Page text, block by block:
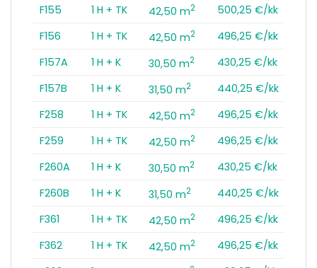
F155
1 H + TK 42,50 m2
500,25 €/kk
F156
1 H + TK 42,50 m2
496,25 €/kk
F157A
1 H + K 30,50 m2
430,25 €/kk
F157B
1 H + K 31,50 m2
440,25 €/kk
F258
1 H + TK 42,50 m2
496,25 €/kk
F259
1 H + TK 42,50 m2
496,25 €/kk
F260A
1 H + K 30,50 m2
430,25 €/kk
F260B
1 H + K 31,50 m2
440,25 €/kk
F361
1 H + TK 42,50 m2
496,25 €/kk
F362
1 H + TK 42,50 m2
496,25 €/kk